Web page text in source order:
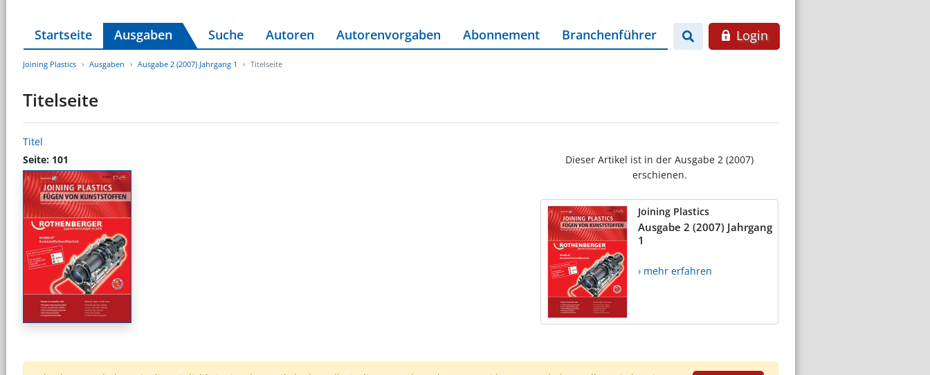
Startseite Ausgaben Suche Autoren Autorenvorgaben Abonnement Branchenführer Login
Joining Plastics Ausgaben Ausgabe 2 (2007) Jahrgang 1 Titelseite
Titelseite
Titel
Seite: 101
Dieser Artikel ist in der Ausgabe 2 (2007)
erschienen.
Joining Plastics
Ausgabe 2 (2007) Jahrgang
1
› mehr erfahren